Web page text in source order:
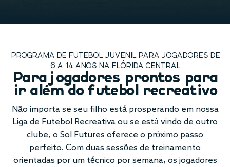
PROGRAMA DE FUTEBOL JUVENIL PARA JOGADORES DE
6 A 14 ANOS NA FLÓRIDA CENTRAL
Para jogadores prontos para
ir além do futebol recreativo
Não importa se seu filho está prosperando em nossa
Liga de Futebol Recreativa ou se está vindo de outro
clube, o Sol Futures oferece o próximo passo
perfeito. Com duas sessões de treinamento
orientadas por um técnico por semana, os jogadores